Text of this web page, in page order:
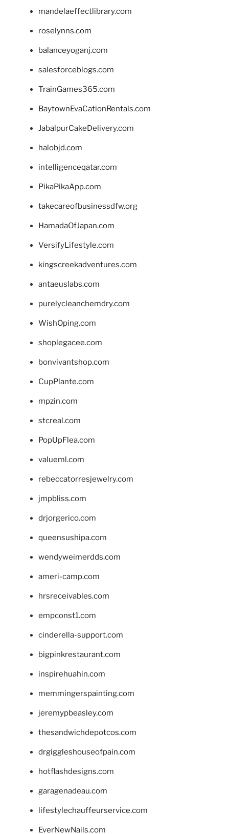
mandelaeffectlibrary.com
roselynns.com
balanceyoganj.com
salesforceblogs.com
TrainGames365.com
BaytownEvaCationRentals.com
JabalpurCakeDelivery.com
halobjd.com
intelligenceqatar.com
PikaPikaApp.com
takecareofbusinessdfw.org
HamadaOfJapan.com
VersifyLifestyle.com
kingscreekadventures.com
antaeuslabs.com
purelycleanchemdry.com
WishOping.com
shoplegacee.com
bonvivantshop.com
CupPlante.com
mpzin.com
stcreal.com
PopUpFlea.com
valueml.com
rebeccatorresjewelry.com
jmpbliss.com
drjorgerico.com
queensushipa.com
wendyweimerdds.com
ameri-camp.com
hrsreceivables.com
empconst1.com
cinderella-support.com
bigpinkrestaurant.com
inspirehuahin.com
memmingerspainting.com
jeremypbeasley.com
thesandwichdepotcos.com
drgiggleshouseofpain.com
hotflashdesigns.com
garagenadeau.com
lifestylechauffeurservice.com
EverNewNails.com